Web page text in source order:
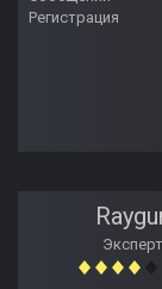
Регистрация
Эксперт